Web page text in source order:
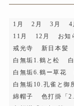
1月 2月 3月 4
11月
12月 お知
戒光寺
新日本髪
白無垢1.鶴と松
白無垢6.鶴ー草花
白無垢10.孔雀と御
綿帽子
色打掛「